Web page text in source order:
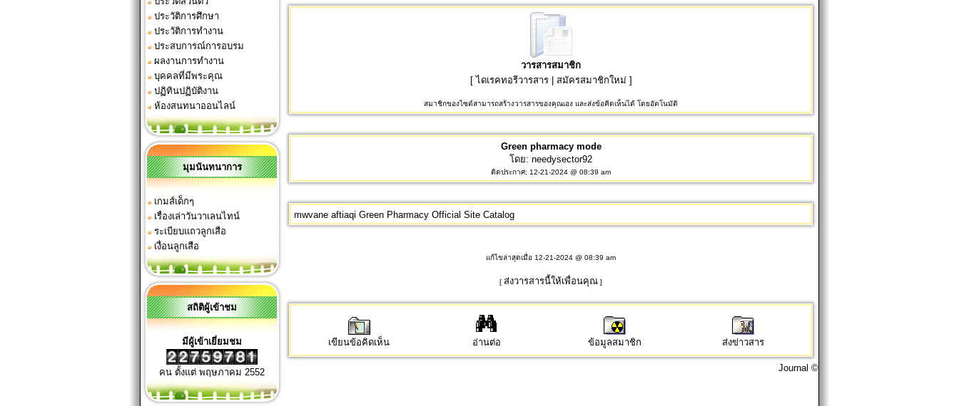
ประวัติการศึกษา
ประวัติการทำงาน
ประสบการณ์การอบรม
ผลงานการทำงาน
บุคคลที่มีพระคุณ
ปฏิทินปฏิบัติงาน
ห้องสนทนาออนไลน์
มุมนันทนาการ
เกมส์เด็กๆ
เรื่องเล่าวันวาเลนไทน์
ระเบียบแถวลูกเสือ
เงื่อนลูกเสือ
สถิติผู้เข้าชม
มีผู้เข้าเยี่ยมชม
คน ตั้งแต่ พฤษภาคม 2552
วารสารสมาชิก
[ไดเรคทอรีวารสาร| สมัครสมาชิกใหม่ ]
สมาชิกของไซต์สามารถสร้างวารสารของคุณเอง และส่งข้อคิดเห็นได้ โดยอัตโนมัติ
Green pharmacy mode
โดย: needysector92
ติดประกาศ: 12-21-2024 @ 08:39 am
mwvane aftiaqi Green Pharmacy Official Site Catalog
แก้ไขล่าสุดเมื่อ 12-21-2024 @ 08:39 am
[ ส่งวารสารนี้ให้เพื่อนคุณ ]
เขียนข้อคิดเห็น อ่านต่อ ข้อมูลสมาชิก ส่งข่าวสาร
Journal ©